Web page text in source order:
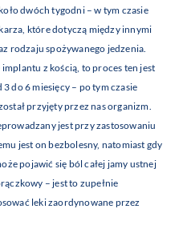
dwóch tygodni – w tym czasie
które dotyczą między innymi
rodzaju spożywanego jedzenia.
z kością, to proces ten jest
do 6 miesięcy – po tym czasie
przyjęty przez nas organizm.
jest przy zastosowaniu
jest on bezbolesny, natomiast gdy
pojawić się ból całej jamy ustnej
– jest to zupełnie
leki zaordynowane przez